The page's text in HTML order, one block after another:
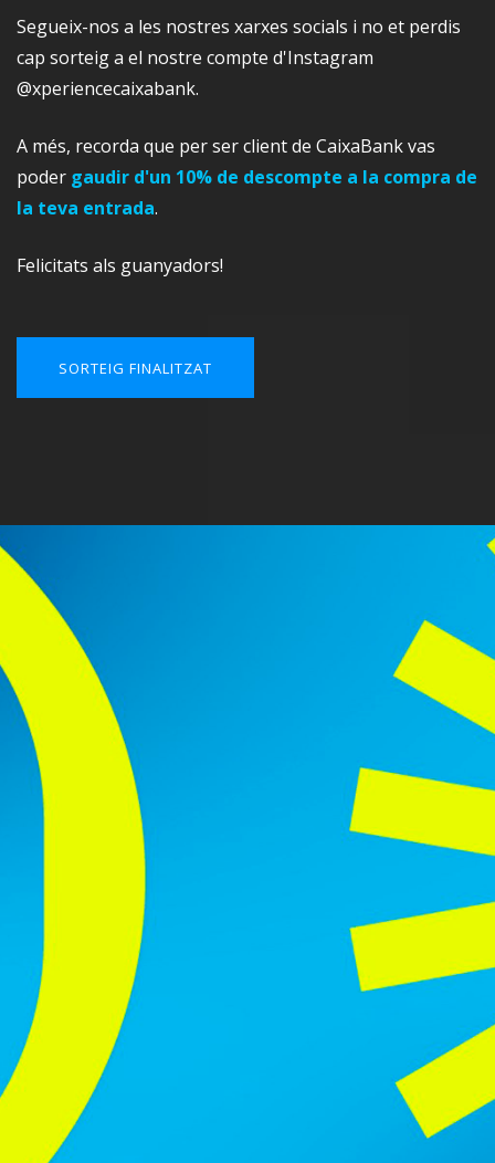
Segueix-nos a les nostres xarxes socials i no et perdis
cap sorteig a el nostre compte d'Instagram
@xperiencecaixabank.
A més, recorda que per ser client de CaixaBank vas
poder gaudir d'un 10% de descompte a la compra de
la teva entrada.
Felicitats als guanyadors!
SORTEIG FINALITZAT